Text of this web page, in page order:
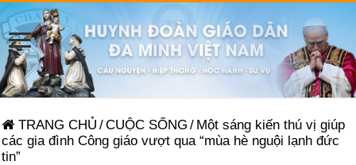
TRANG CHỦ /CUỘC SỐNG / Một sáng kiến thú vị giúp
các gia đình Công giáo vượt qua “mùa hè nguội lạnh đức
tin”